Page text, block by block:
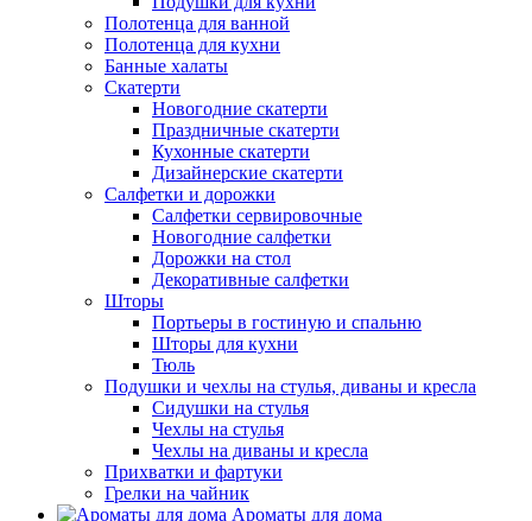
Полотенца для ванной
Полотенца для кухни
Банные халаты
Скатерти
Новогодние скатерти
Праздничные скатерти
Кухонные скатерти
Дизайнерские скатерти
Салфетки и дорожки
Салфетки сервировочные
Новогодние салфетки
Дорожки на стол
Декоративные салфетки
Шторы
Портьеры в гостиную и спальню
Шторы для кухни
Тюль
Подушки и чехлы на стулья, диваны и кресла
Сидушки на стулья
Чехлы на стулья
Чехлы на диваны и кресла
Прихватки и фартуки
Грелки на чайник
Ароматы для дома